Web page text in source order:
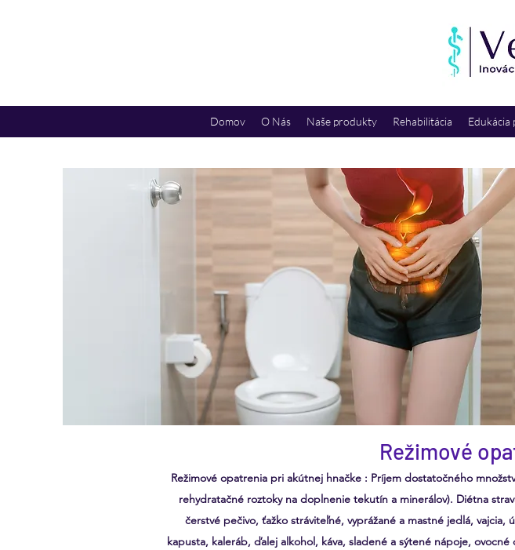
Domov O Nás Naše produkty Rehabilitácia Edukácia
Režimové
Režimové opatrenia pri akútnej hnačke : Príjem dostatočného
rehydratačné roztoky na doplnenie tekutín a minerálov). Diétna
čerstvé pečivo, ťažko stráviteľné, vyprážané a mastné jedlá,
kapusta, kaleráb, ďalej alkohol, káva, sladené a sýtené nápoje,